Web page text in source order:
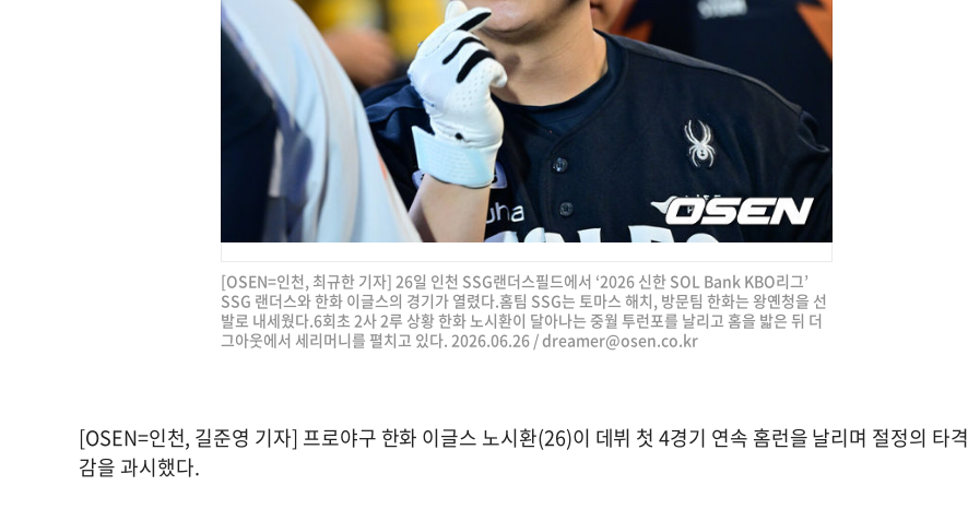
[OSEN=인천, 최규한 기자] 26일 인천 SSG랜더스필드에서 ‘2026 신한 SOL Bank KBO리그’
SSG 랜더스와 한화 이글스의 경기가 열렸다.홈팀 SSG는 토마스 해치, 방문팀 한화는 왕옌청을 선
발로 내세웠다.6회초 2사 2루 상황 한화 노시환이 달아나는 중월 투런포를 날리고 홈을 밟은 뒤 더
그아웃에서 세리머니를 펼치고 있다. 2026.06.26 /dreamer@osen.co.kr
[OSEN=인천, 길준영 기자] 프로야구 한화 이글스 노시환(26)이 데뷔 첫 4경기 연속 홈런을 날리며 절정의 타격
감을 과시했다.